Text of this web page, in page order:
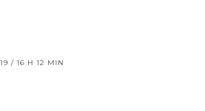
/ 16 H 12 MIN